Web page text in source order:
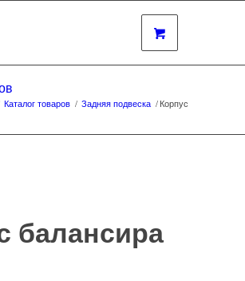
Каталог товаров / Задняя подвеска / Корпус
балансира